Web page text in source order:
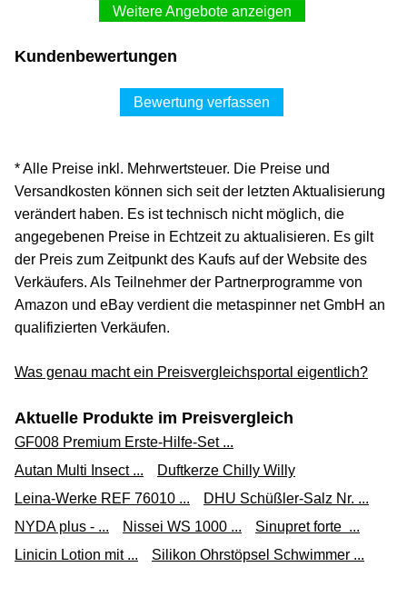
Weitere Angebote anzeigen
Filmtabletten
3,36 €*
Versand ab 3,39 €
Zum Shop
(Werbung, bezahlter Link)
Naratriptan - 1 A Pharma® bei Migräne 2,5 mg
Filmtabletten
2,89 €*
Versand ab 3,99 €
(Werbung, bezahlter Link)
Naratriptan-1A Pharma bei Migräne 2,5 mg Filmtabl. 2 St
2,95 €*
Kundenbewertungen
Bewertung verfassen
* Alle Preise inkl. Mehrwertsteuer. Die Preise und
Versandkosten können sich seit der letzten Aktualisierung
verändert haben. Es ist technisch nicht möglich, die
angegebenen Preise in Echtzeit zu aktualisieren. Es gilt
der Preis zum Zeitpunkt des Kaufs auf der Website des
Verkäufers. Als Teilnehmer der Partnerprogramme von
Amazon und eBay verdient die metaspinner net GmbH an
qualifizierten Verkäufen.
Was genau macht ein Preisvergleichsportal eigentlich?
Aktuelle Produkte im Preisvergleich
GF008 Premium Erste-Hilfe-Set ...
Autan Multi Insect ...
Duftkerze Chilly Willy
Leina-Werke REF 76010 ...
DHU Schüßler-Salz Nr. ...
NYDA plus - ...
Nissei WS 1000 ...
Sinupret forte ...
Linicin Lotion mit ...
Silikon Ohrstöpsel Schwimmer ...